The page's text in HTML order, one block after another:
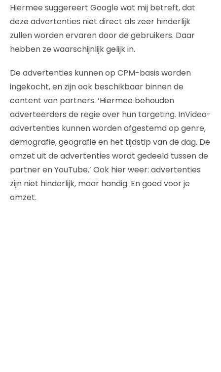
Hiermee suggereert Google wat mij betreft, dat
deze advertenties niet direct als zeer hinderlijk
zullen worden ervaren door de gebruikers. Daar
hebben ze waarschijnlijk gelijk in.
De advertenties kunnen op CPM-basis worden
ingekocht, en zijn ook beschikbaar binnen de
content van partners. ‘Hiermee behouden
adverteerders de regie over hun targeting. InVideo-
advertenties kunnen worden afgestemd op genre,
demografie, geografie en het tijdstip van de dag. De
omzet uit de advertenties wordt gedeeld tussen de
partner en YouTube.’ Ook hier weer: advertenties
zijn niet hinderlijk, maar handig. En goed voor je
omzet.